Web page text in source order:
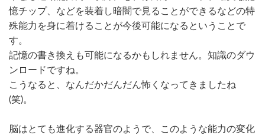
憶チップ、などを装着し暗闇で見ることができるなどの特
殊能力を身に着けることが今後可能になるということで
す。
記憶の書き換えも可能になるかもしれません。知識のダウ
ンロードですね。
こうなると、なんだかだんだん怖くなってきましたね
(笑)。
脳はとても進化する器官のようで、このような能力の変化